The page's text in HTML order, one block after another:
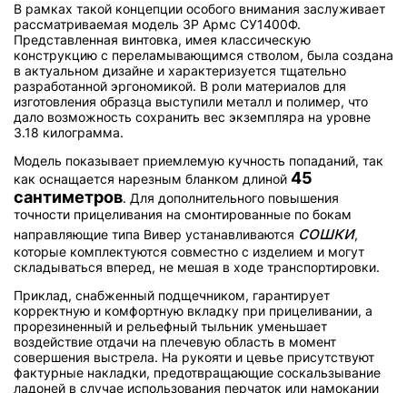
В рамках такой концепции особого внимания заслуживает
рассматриваемая модель ЗР Армс СУ1400Ф.
Представленная винтовка, имея классическую
конструкцию с переламывающимся стволом, была создана
в актуальном дизайне и характеризуется тщательно
разработанной эргономикой. В роли материалов для
изготовления образца выступили металл и полимер, что
дало возможность сохранить вес экземпляра на уровне
3.18 килограмма.
Модель показывает приемлемую кучность попаданий, так
как оснащается нарезным бланком длиной 45
сантиметров. Для дополнительного повышения
точности прицеливания на смонтированные по бокам
направляющие типа Вивер устанавливаются сошки,
которые комплектуются совместно с изделием и могут
складываться вперед, не мешая в ходе транспортировки.
Приклад, снабженный подщечником, гарантирует
корректную и комфортную вкладку при прицеливании, а
прорезиненный и рельефный тыльник уменьшает
воздействие отдачи на плечевую область в момент
совершения выстрела. На рукояти и цевье присутствуют
фактурные накладки, предотвращающие соскальзывание
ладоней в случае использования перчаток или намокании